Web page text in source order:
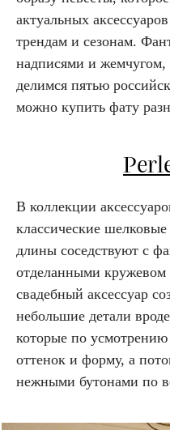
актуальных
трендам и сезонам.
надписями и
делимся пятью
можно купить фату
В коллекции
классические
длины соседствуют с
отделанными
свадебный аксессуар
небольшие детали
которые по
оттенок и форму, а
нежными бутонами по